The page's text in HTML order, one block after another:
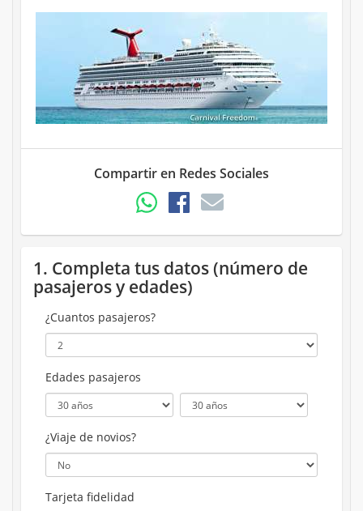
Compartir en Redes Sociales
1. Completa tus datos (número de
pasajeros y edades)
¿Cuantos pasajeros?
Edades pasajeros
¿Viaje de novios?
Tarjeta fidelidad